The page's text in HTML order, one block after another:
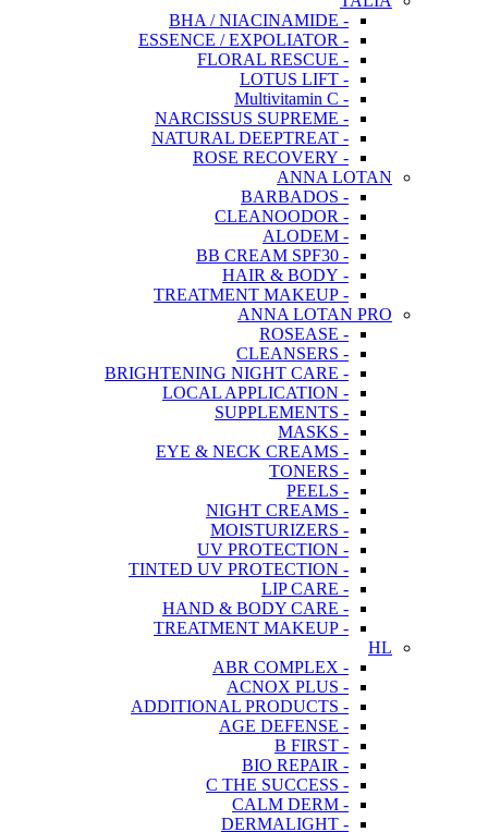
- BHA / NIACINAMIDE
- ESSENCE / EXPOLIATOR
- FLORAL RESCUE
- LOTUS LIFT
- Multivitamin C
- NARCISSUS SUPREME
- NATURAL DEEPTREAT
- ROSE RECOVERY
ANNA LOTAN
- BARBADOS
- CLEANOODOR
- ALODEM
- BB CREAM SPF30
- HAIR & BODY
- TREATMENT MAKEUP
ANNA LOTAN PRO
- ROSEASE
- CLEANSERS
- BRIGHTENING NIGHT CARE
- LOCAL APPLICATION
- SUPPLEMENTS
- MASKS
- EYE & NECK CREAMS
- TONERS
- PEELS
- NIGHT CREAMS
- MOISTURIZERS
- UV PROTECTION
- TINTED UV PROTECTION
- LIP CARE
- HAND & BODY CARE
- TREATMENT MAKEUP
HL
- ABR COMPLEX
- ACNOX PLUS
- ADDITIONAL PRODUCTS
- AGE DEFENSE
- B FIRST
- BIO REPAIR
- C THE SUCCESS
- CALM DERM
- DERMALIGHT